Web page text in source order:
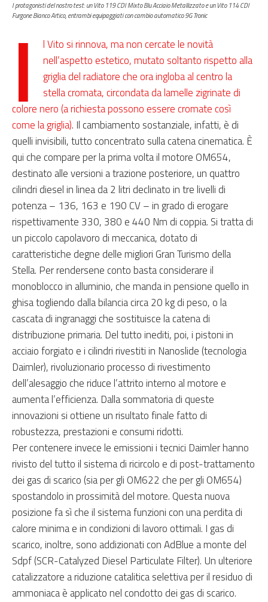
I protagonisti del nostro test: un Vito 119 CDI Mixto Blu Acciaio Metallizzato e un Vito 114 CDI
Furgone Bianco Artico, entrambi equipaggiati con cambio automatico 9G Tronic
I l Vito si rinnova, ma non cercate le novità
nell’aspetto estetico, mutato soltanto rispetto alla
griglia del radiatore che ora ingloba al centro la
stella cromata, circondata da lamelle zigrinate di
colore nero (a richiesta possono essere cromate così
come la griglia). Il cambiamento sostanziale, infatti, è di
quelli invisibili, tutto concentrato sulla catena cinematica. È
qui che compare per la prima volta il motore OM654,
destinato alle versioni a trazione posteriore, un quattro
cilindri diesel in linea da 2 litri declinato in tre livelli di
potenza – 136, 163 e 190 CV – in grado di erogare
rispettivamente 330, 380 e 440 Nm di coppia. Si tratta di
un piccolo capolavoro di meccanica, dotato di
caratteristiche degne delle migliori Gran Turismo della
Stella. Per rendersene conto basta considerare il
monoblocco in alluminio, che manda in pensione quello in
ghisa togliendo dalla bilancia circa 20 kg di peso, o la
cascata di ingranaggi che sostituisce la catena di
distribuzione primaria. Del tutto inediti, poi, i pistoni in
acciaio forgiato e i cilindri rivestiti in Nanoslide (tecnologia
Daimler), rivoluzionario processo di rivestimento
dell’alesaggio che riduce l’attrito interno al motore e
aumenta l’efficienza. Dalla sommatoria di queste
innovazioni si ottiene un risultato finale fatto di
robustezza, prestazioni e consumi ridotti.
Per contenere invece le emissioni i tecnici Daimler hanno
rivisto del tutto il sistema di ricircolo e di post-trattamento
dei gas di scarico (sia per gli OM622 che per gli OM654)
spostandolo in prossimità del motore. Questa nuova
posizione fa sì che il sistema funzioni con una perdita di
calore minima e in condizioni di lavoro ottimali. I gas di
scarico, inoltre, sono addizionati con AdBlue a monte del
Sdpf (SCR-Catalyzed Diesel Particulate Filter). Un ulteriore
catalizzatore a riduzione catalitica selettiva per il residuo di
ammoniaca è applicato nel condotto dei gas di scarico.